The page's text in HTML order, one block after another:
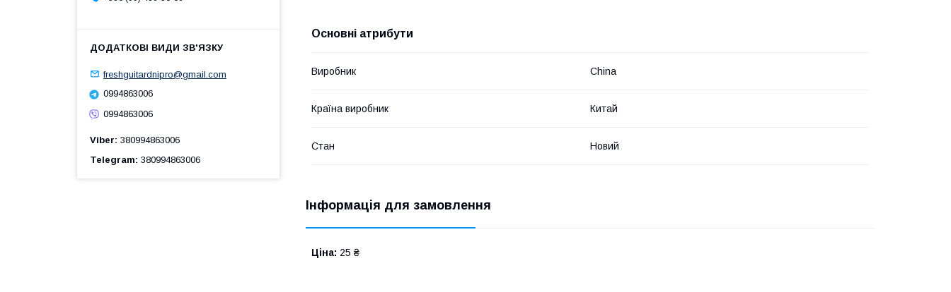
Основні атрибути
Виробник China
Країна виробник Китай
Стан Новий
Інформація для замовлення
Ціна: 25 ₴
freshguitardnipro@gmail.com
0994863006
0994863006
Viber 380994863006
Telegram 380994863006